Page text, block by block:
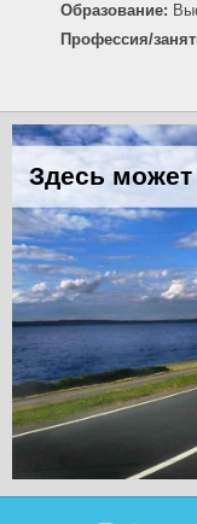
Образование:
Профессия/